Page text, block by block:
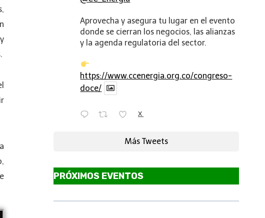
Aprovecha y asegura tu lugar en el evento
donde se cierran los negocios, las alianzas
y la agenda regulatoria del sector.
https://www.ccenergia.org.co/congreso-
doce/
X
Más Tweets
PRÓXIMOS EVENTOS